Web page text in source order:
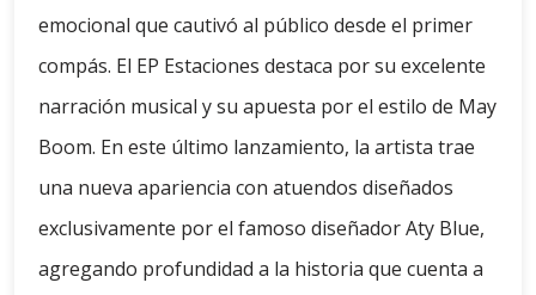
emocional que cautivó al público desde el primer
compás. El EP Estaciones destaca por su excelente
narración musical y su apuesta por el estilo de May
Boom. En este último lanzamiento, la artista trae
una nueva apariencia con atuendos diseñados
exclusivamente por el famoso diseñador Aty Blue,
agregando profundidad a la historia que cuenta a